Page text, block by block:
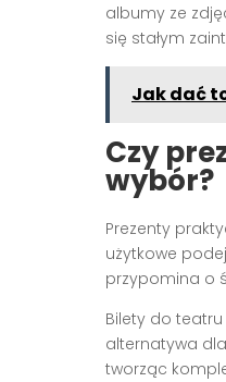
albumy ze
się stałym
Jak dać
Czy
wybór?
Prezenty
użytkowe
przypomina o
Bilety do
alternatywa
tworząc